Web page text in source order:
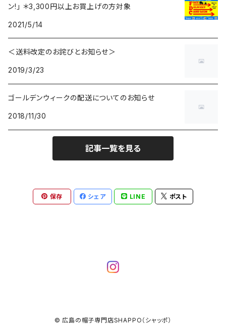
ヘッドアクセサリー
トークハット・ヘッドドレス・ボンネット等
帽子用アクセサリー
D,ari / ダリ
KANGOL / カンゴール
FLAMINGO / フラミンゴ
20,001～25,000円
ン!」 ＊3,300円以上お買上げの方対象
2021/5/14
＜送料改定のお詫びとお知らせ＞
2019/3/23
ゴールデンウィークの配送についてのお知らせ
2018/11/30
記事一覧を見る
保存 シェア LINE ポスト
© 広島の帽子専門店SHAPPO（シャッポ）